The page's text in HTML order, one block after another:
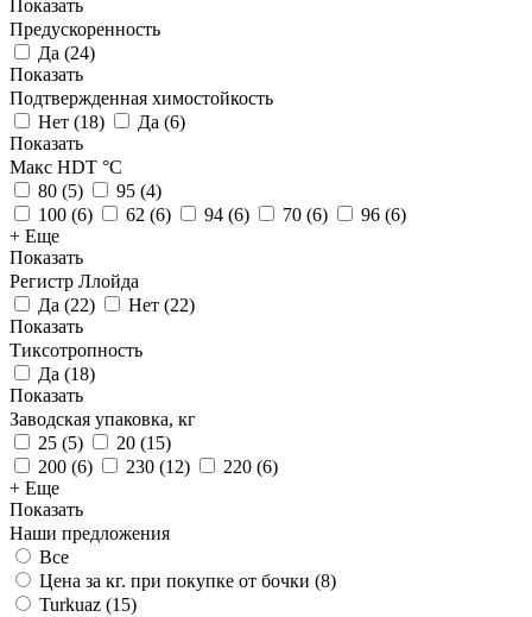
Показать
Предускоренность
Да (24)
Показать
Подтвержденная химостойкость
Нет (18) Да (6)
Показать
Макс HDT °С
80 (5) 95 (4)
100 (6) 62 (6) 94 (6) 70 (6) 96 (6)
+ Еще
Показать
Регистр Ллойда
Да (22) Нет (22)
Показать
Тиксотропность
Да (18)
Показать
Заводская упаковка, кг
25 (5) 20 (15)
200 (6) 230 (12) 220 (6)
+ Еще
Показать
Наши предложения
Все
Цена за кг. при покупке от бочки (8)
Turkuaz (15)